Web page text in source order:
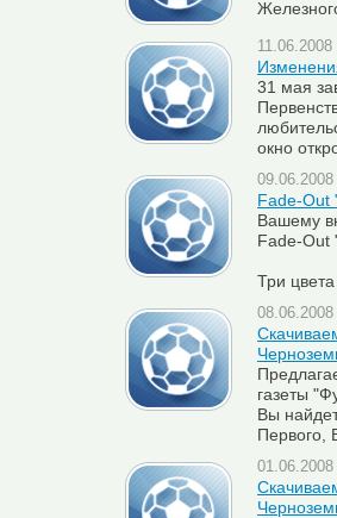
31 мая
окно
Fade-Out
Вашему
Fade-Out
Три цвета
газеты
Вы
Первого,